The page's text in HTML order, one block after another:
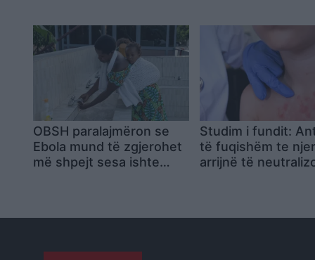
OBSH paralajmëron se
Ebola mund të zgjerohet
më shpejt sesa ishte
Studim i fundit:
të fuqishëm te
arrijnë të